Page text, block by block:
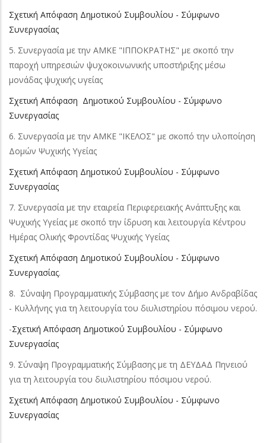
Σχετική Απόφαση Δημοτικού Συμβουλίου - Σύμφωνο
Συνεργασίας
5. Συνεργασία με την ΑΜΚΕ "ΙΠΠΟΚΡΑΤΗΣ" με σκοπό την
παροχή υπηρεσιών ψυχοκοινωνικής υποστήριξης μέσω
μονάδας ψυχικής υγείας
Σχετική Απόφαση Δημοτικού Συμβουλίου - Σύμφωνο
Συνεργασίας
6. Συνεργασία με την ΑΜΚΕ "ΙΚΕΛΟΣ" με σκοπό την υλοποίηση
Δομών Ψυχικής Υγείας
Σχετική Απόφαση Δημοτικού Συμβουλίου - Σύμφωνο
Συνεργασίας
7. Συνεργασία με την εταιρεία Περιφερειακής Ανάπτυξης και
Ψυχικής Υγείας με σκοπό την ίδρυση και λειτουργία Κέντρου
Ημέρας Ολικής Φροντίδας Ψυχικής Υγείας
Σχετική Απόφαση Δημοτικού Συμβουλίου - Σύμφωνο
Συνεργασίας.
8. Σύναψη Προγραμματικής Σύμβασης με τον Δήμο Ανδραβίδας
- Κυλλήνης για τη λειτουργία του διυλιστηρίου πόσιμου νερού.
-Σχετική Απόφαση Δημοτικού Συμβουλίου - Σύμφωνο
Συνεργασίας
9. Σύναψη Προγραμματικής Σύμβασης με τη ΔΕΥΔΑΔ Πηνειού
για τη λειτουργία του διυλιστηρίου πόσιμου νερού.
Σχετική Απόφαση Δημοτικού Συμβουλίου - Σύμφωνο
Συνεργασίας